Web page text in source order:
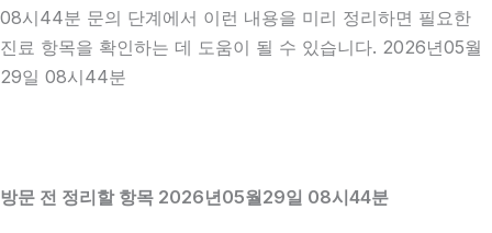
08시44분 문의 단계에서 이런 내용을 미리 정리하면 필요한
진료 항목을 확인하는 데 도움이 될 수 있습니다. 2026년05월
29일 08시44분
방문 전 정리할 항목 2026년05월29일 08시44분